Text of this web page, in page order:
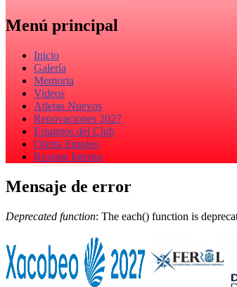
Menú principal
Inicio
Galería
Memoria
Videos
Atletas Nuevos
Renovaciones 2027
Estatutos del Club
Oferta Empleo
Rexime Interno
Mensaje de error
Deprecated function: The each() function is